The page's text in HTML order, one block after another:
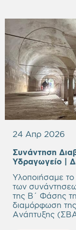
24 Απρ 2026
Συνάντηση
Υδραγωγείο
|
Υλοποιήσαμε
των
της Β΄ Φάσης
διαμόρφωση της
Ανάπτυξης